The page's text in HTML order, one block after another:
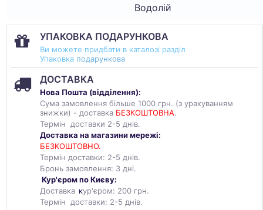
Водолій
УПАКОВКА ПОДАРУНКОВА
Ви можете придбати в каталозі разділ
Упаковка подарункова
ДОСТАВКА
Нова Пошта (відділення):
Сума замовлення більше 1000 грн. (з урахуванням
знижки) - доставка БЕЗКОШТОВНА.
Термін доставки 2-5 днів.
Доставка на магазини мережі:
БЕЗКОШТОВНО.
Термін доставки: 2-5 днів.
Бронь замовлення: 3 дні.
Кур'єром по Києву:
Доставка кур'єром: 200 грн.
Термін доставки: 2-5 днів.